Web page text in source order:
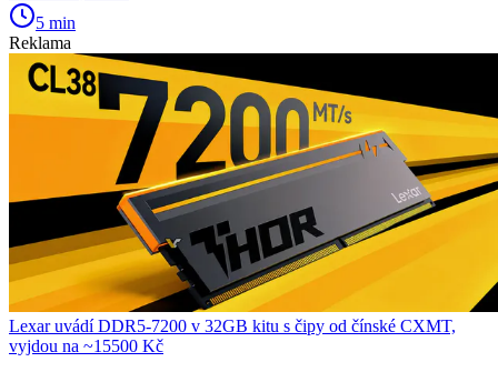
5 min
Reklama
Lexar uvádí DDR5-7200 v 32GB kitu s čipy od čínské CXMT,
vyjdou na ~15500 Kč